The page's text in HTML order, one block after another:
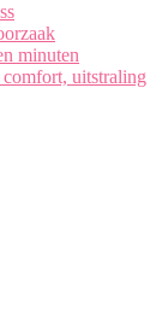
minuten
uitstraling